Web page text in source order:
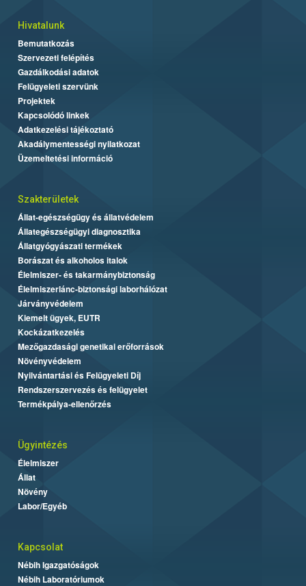
Hivatalunk
Bemutatkozás
Szervezeti felépítés
Gazdálkodási adatok
Felügyeleti szervünk
Projektek
Kapcsolódó linkek
Adatkezelési tájékoztató
Akadálymentességi nyilatkozat
Üzemeltetési információ
Szakterületek
Állat-egészségügy és állatvédelem
Állategészségügyi diagnosztika
Állatgyógyászati termékek
Borászat és alkoholos italok
Élelmiszer- és takarmánybiztonság
Élelmiszerlánc-biztonsági laborhálózat
Járványvédelem
Kiemelt ügyek, EUTR
Kockázatkezelés
Mezőgazdasági genetikai erőforrások
Növényvédelem
Nyilvántartási és Felügyeleti Díj
Rendszerszervezés és felügyelet
Termékpálya-ellenőrzés
Ügyintézés
Élelmiszer
Állat
Növény
Labor/Egyéb
Kapcsolat
Nébih Igazgatóságok
Nébih Laboratóriumok